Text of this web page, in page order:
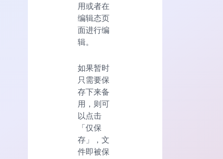
用或者在
编辑态页
面进行编
辑。
如果暂时
只需要保
存下来备
用，则可
以点击
「仅保
存」，文
件即被保